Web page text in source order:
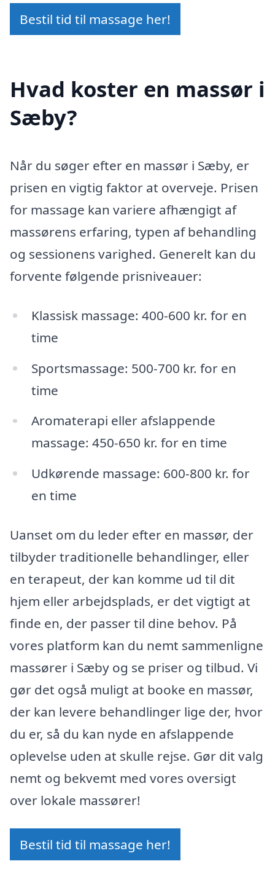
Bestil tid til massage her!
Hvad koster en massør i
Sæby?
Når du søger efter en massør i Sæby, er
prisen en vigtig faktor at overveje. Prisen
for massage kan variere afhængigt af
massørens erfaring, typen af behandling
og sessionens varighed. Generelt kan du
forvente følgende prisniveauer:
Klassisk massage: 400-600 kr. for en
time
Sportsmassage: 500-700 kr. for en
time
Aromaterapi eller afslappende
massage: 450-650 kr. for en time
Udkørende massage: 600-800 kr. for
en time
Uanset om du leder efter en massør, der
tilbyder traditionelle behandlinger, eller
en terapeut, der kan komme ud til dit
hjem eller arbejdsplads, er det vigtigt at
finde en, der passer til dine behov. På
vores platform kan du nemt sammenligne
massører i Sæby og se priser og tilbud. Vi
gør det også muligt at booke en massør,
der kan levere behandlinger lige der, hvor
du er, så du kan nyde en afslappende
oplevelse uden at skulle rejse. Gør dit valg
nemt og bekvemt med vores oversigt
over lokale massører!
Bestil tid til massage her!